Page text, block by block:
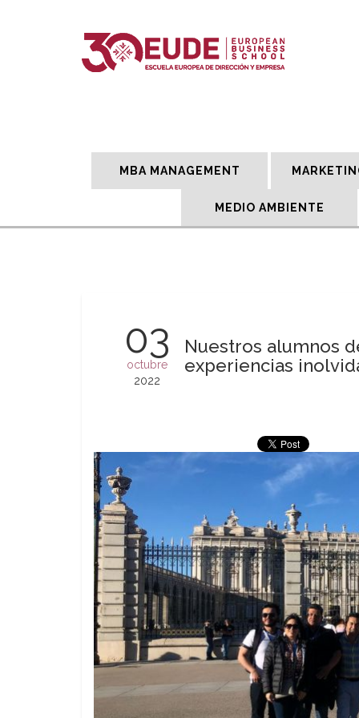
MBA MANAGEMENT
MEDIO AMBIENTE
03
octubre
2022
Nuestros alumnos
experiencias